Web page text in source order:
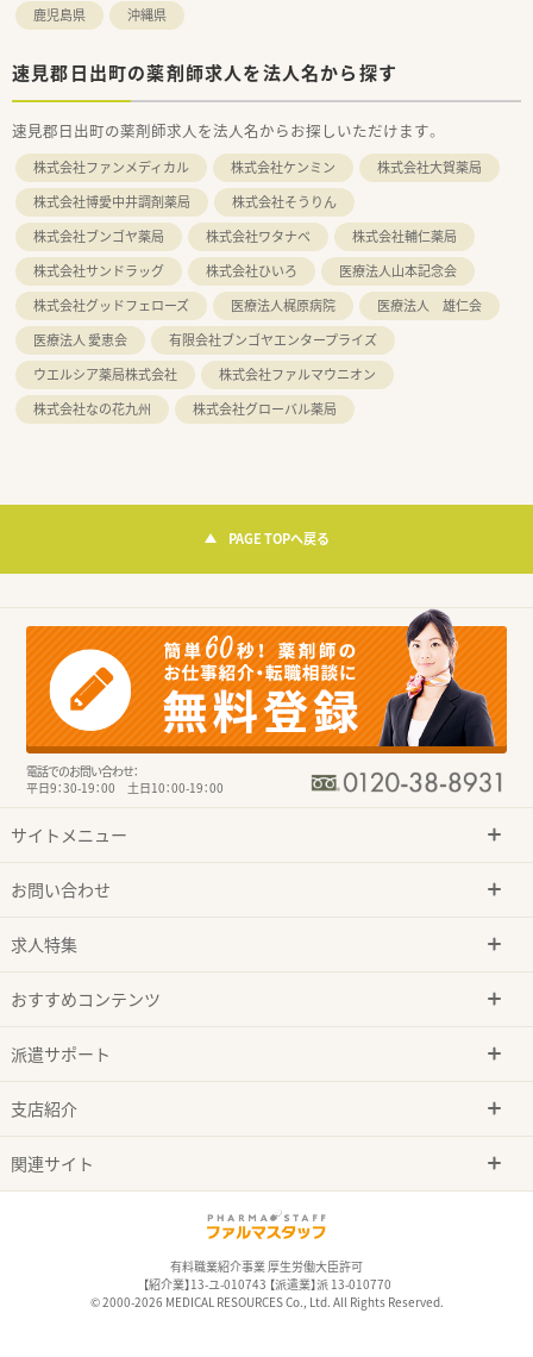
鹿児島県
沖縄県
速見郡日出町の薬剤師求人を法人名から探す
速見郡日出町の薬剤師求人を法人名からお探しいただけます。
株式会社ファンメディカル 株式会社ケンミン
株式会社大賀薬局
株式会社博愛中井調剤薬局
株式会社そうりん
株式会社ブンゴヤ薬局
株式会社ワタナベ
株式会社輔仁薬局
株式会社サンドラッグ
株式会社ひいろ
医療法人山本記念会
株式会社グッドフェローズ
医療法人梶原病院
医療法人 雄仁会
医療法人 愛恵会
有限会社ブンゴヤエンタープライズ
ウエルシア薬局株式会社
株式会社ファルマウニオン
株式会社なの花九州
株式会社グローバル薬局
PAGE TOPへ戻る
電話でのお問い合わせ：
平日9：30-19：00 土日10：00-19：00
サイトメニュー
お問い合わせ
求人特集
おすすめコンテンツ
派遣サポート
支店紹介
関連サイト
有料職業紹介事業 厚生労働大臣許可
【紹介業】13-ユ-010743 【派遣業】派 13-010770
© 2000-2026 MEDICAL RESOURCES Co., Ltd. All Rights Reserved.